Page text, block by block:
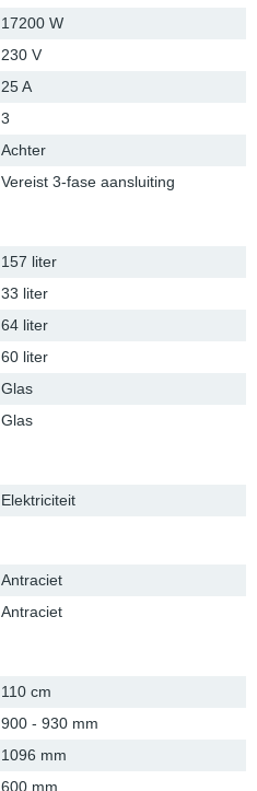
17200 W
230 V
25 A
3
Achter
Vereist 3-fase aansluiting
157 liter
33 liter
64 liter
60 liter
Glas
Glas
Elektriciteit
Antraciet
Antraciet
110 cm
900 - 930 mm
1096 mm
600 mm